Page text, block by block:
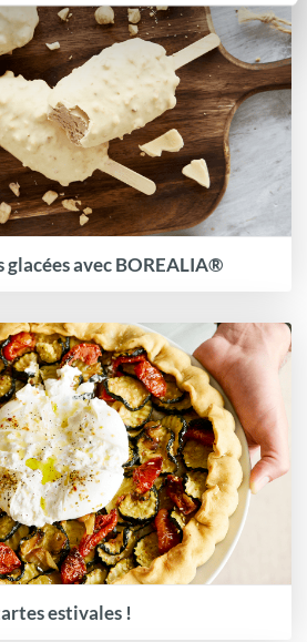
glacées avec BOREALIA®
estivales !